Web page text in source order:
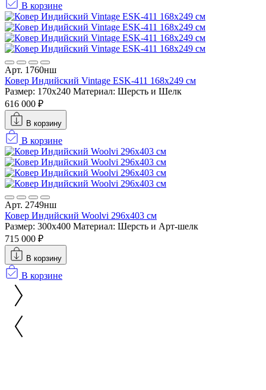
В корзине
Арт. 1760нш
Ковер Индийский Vintage ESK-411 168x249 см
Размер: 170x240 Материал: Шерсть и Шелк
616 000 ₽
В корзину
В корзине
Арт. 2749нш
Ковер Индийский Woolvi 296x403 см
Размер: 300x400 Материал: Шерсть и Арт-шелк
715 000 ₽
В корзину
В корзине